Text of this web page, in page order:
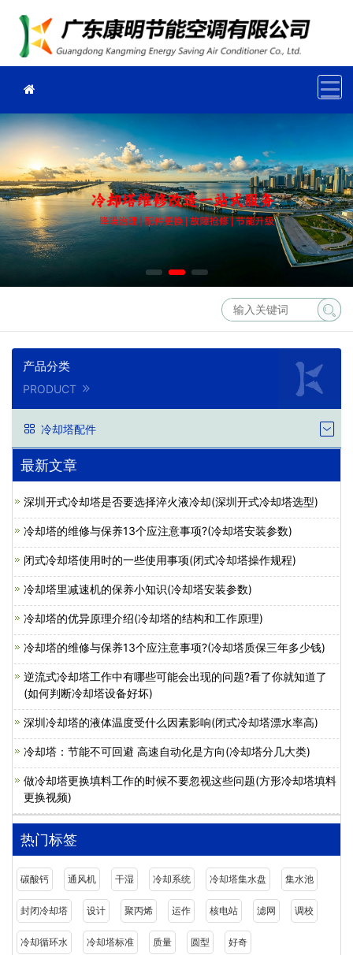
产品分类
PRODUCT
冷却塔配件
最新文章
深圳开式冷却塔是否要选择淬火液冷却(深圳开式冷却塔选型)
冷却塔的维修与保养13个应注意事项?(冷却塔安装参数)
闭式冷却塔使用时的一些使用事项(闭式冷却塔操作规程)
冷却塔里减速机的保养小知识(冷却塔安装参数)
冷却塔的优异原理介绍(冷却塔的结构和工作原理)
冷却塔的维修与保养13个应注意事项?(冷却塔质保三年多少钱)
逆流式冷却塔工作中有哪些可能会出现的问题?看了你就知道了
(如何判断冷却塔设备好坏)
深圳冷却塔的液体温度受什么因素影响(闭式冷却塔漂水率高)
冷却塔：节能不可回避 高速自动化是方向(冷却塔分几大类)
做冷却塔更换填料工作的时候不要忽视这些问题(方形冷却塔填料
更换视频)
热门标签
碳酸钙 通风机 干湿 冷却系统 冷却塔集水盘 集水池
封闭冷却塔 设计 聚丙烯 运作 核电站 滤网 调校
冷却循环水 冷却塔标准 质量 圆型 好奇